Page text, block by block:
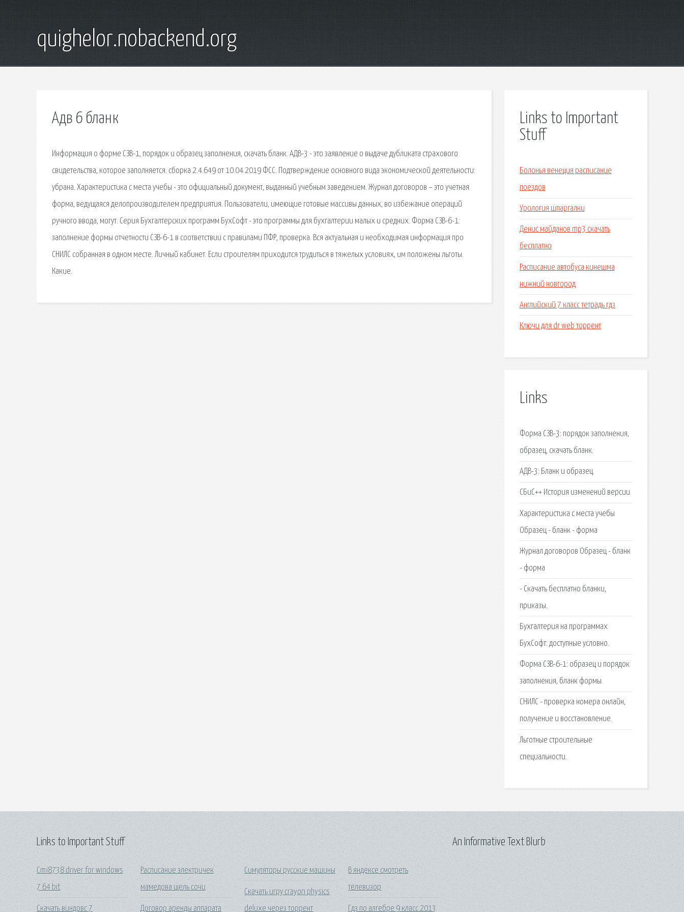
quighelor.nobackend.org
Адв 6 бланк
Информация о форме СЗВ-1, порядок и образец заполнения, скачать бланк. АДВ-3 - это заявление о выдаче дубликата страхового
свидетельства, которое заполняется. сборка 2.4.649 от 10.04.2019 ФСС. Подтверждение основного вида экономической деятельности:
убрана. Характеристика с места учебы - это официальный документ, выданный учебным заведением. Журнал договоров – это учетная
форма, ведущаяся делопроизводителем предприятия. Пользователи, имеющие готовые массивы данных, во избежание операций
ручного ввода, могут. Серия Бухгалтерских программ БухСофт - это программы для бухгалтерии малых и средних. Форма СЗВ-6-1:
заполнение формы отчетности СЗВ-6-1 в соответствии с правилами ПФР, проверка. Вся актуальная и необходимая информация про
СНИЛС собранная в одном месте. Личный кабинет. Если строителям приходится трудиться в тяжелых условиях, им положены льготы.
Какие.
Links to Important
Stuff
Болонья венеция расписание
поездов
Урология шпаргалки
Денис майданов mp3 скачать
бесплатно
Расписание автобуса кинешма
нижний новгород
Английский 7 класс тетрадь гдз
Ключи для dr web торрент
Links
Форма СЗВ-3: порядок заполнения,
образец, скачать бланк.
АДВ-3: Бланк и образец.
СБиС++ История изменений версии.
Характеристика с места учебы
Образец - бланк - форма
Журнал договоров Образец - бланк
- форма
- Скачать бесплатно бланки,
приказы.
Бухгалтерия на программах
БухСофт: доступные условно.
Форма СЗВ-6-1: образец и порядок
заполнения, бланк формы.
СНИЛС - проверка номера онлайн,
получение и восстановление.
Льготные строительные
специальности.
Links to Important Stuff
Cmi8738 driver for windows
7 64 bit
Скачать виндовс 7
Расписание электричек
мамедова щель сочи
Договор аренды аппарата
Симуляторы русские машины
Скачать игру crayon physics
deluxe через торрент
В яндексе смотреть
телевизор
Гдз по алгебре 9 класс 2013
An Informative Text Blurb